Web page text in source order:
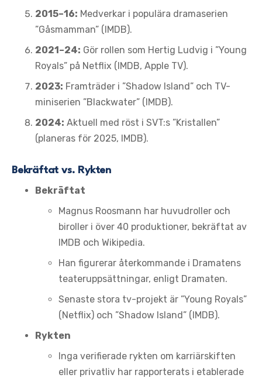
2015–16: Medverkar i populära dramaserien
”Gåsmamman” (IMDB).
2021–24: Gör rollen som Hertig Ludvig i ”Young
Royals” på Netflix (IMDB, Apple TV).
2023: Framträder i ”Shadow Island” och TV-
miniserien ”Blackwater” (IMDB).
2024: Aktuell med röst i SVT:s ”Kristallen”
(planeras för 2025, IMDB).
Bekräftat vs. Rykten
Bekräftat
Magnus Roosmann har huvudroller och
biroller i över 40 produktioner, bekräftat av
IMDB och Wikipedia.
Han figurerar återkommande i Dramatens
teateruppsättningar, enligt Dramaten.
Senaste stora tv-projekt är ”Young Royals”
(Netflix) och ”Shadow Island” (IMDB).
Rykten
Inga verifierade rykten om karriärskiften
eller privatliv har rapporterats i etablerade